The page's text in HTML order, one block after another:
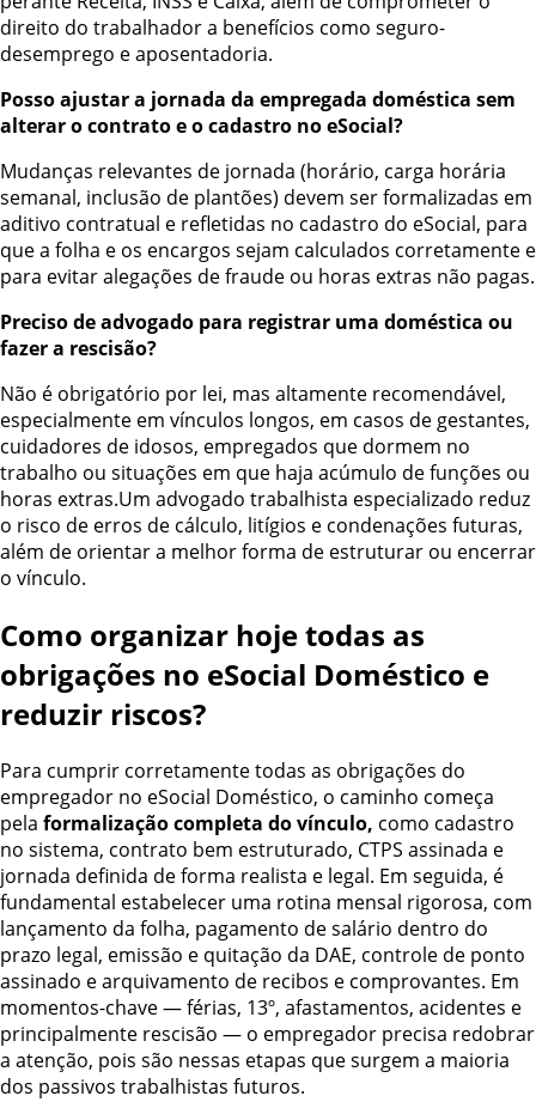
direito do trabalhador a benefícios como seguro-
desemprego e aposentadoria.
Posso ajustar a jornada da empregada doméstica sem
alterar o contrato e o cadastro no eSocial?
Mudanças relevantes de jornada (horário, carga horária
semanal, inclusão de plantões) devem ser formalizadas em
aditivo contratual e refletidas no cadastro do eSocial, para
que a folha e os encargos sejam calculados corretamente e
para evitar alegações de fraude ou horas extras não pagas.
Preciso de advogado para registrar uma doméstica ou
fazer a rescisão?
Não é obrigatório por lei, mas altamente recomendável,
especialmente em vínculos longos, em casos de gestantes,
cuidadores de idosos, empregados que dormem no
trabalho ou situações em que haja acúmulo de funções ou
horas extras.Um advogado trabalhista especializado reduz
o risco de erros de cálculo, litígios e condenações futuras,
além de orientar a melhor forma de estruturar ou encerrar
o vínculo.
Como organizar hoje todas as
obrigações no eSocial Doméstico e
reduzir riscos?
Para cumprir corretamente todas as obrigações do
empregador no eSocial Doméstico, o caminho começa
pela formalização completa do vínculo, como cadastro
no sistema, contrato bem estruturado, CTPS assinada e
jornada definida de forma realista e legal. Em seguida, é
fundamental estabelecer uma rotina mensal rigorosa, com
lançamento da folha, pagamento de salário dentro do
prazo legal, emissão e quitação da DAE, controle de ponto
assinado e arquivamento de recibos e comprovantes. Em
momentos-chave — férias, 13º, afastamentos, acidentes e
principalmente rescisão — o empregador precisa redobrar
a atenção, pois são nessas etapas que surgem a maioria
dos passivos trabalhistas futuros.